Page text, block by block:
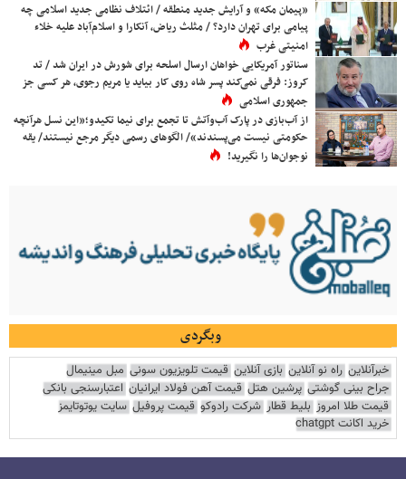
«پیمان مکه» و آرایش جدید منطقه / ائتلاف نظامی جدید اسلامی چه
پیامی برای تهران دارد؟ / مثلث ریاض، آنکارا و اسلام‌آباد علیه خلاء
امنیتی غرب
سناتور آمریکایی خواهان ارسال اسلحه برای شورش در ایران شد / تد
کروز: فرقی نمی‌کند پسر شاه روی کار بیاید یا مریم رجوی، هر کسی جز
جمهوری اسلامی
از آب‌بازی در پارک آب‌وآتش تا تجمع برای نیما تکیدو؛«این نسل هرآنچه
حکومتی نیست می‌پسندند»/ الگوهای رسمی دیگر مرجع نیستند/ یقه
نوجوان‌ها را نگیرید!
وبگردی
خبرآنلاین راه نو آنلاین بازی آنلاین قیمت تلویزیون سونی مبل مینیمال
جراح بینی گوشتی پرشین هتل قیمت آهن فولاد ایرانیان اعتبارسنجی بانکی
قیمت طلا امروز بلیط قطار شرکت رادوکو قیمت پروفیل سایت یوتوتایمز
خرید اکانت chatgpt